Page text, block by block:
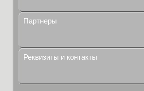
Партнеры
Реквизиты и контакты